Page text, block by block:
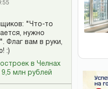
"Что-то
нужно
Флаг вам в руки,
:)
в Челнах
млн рублей